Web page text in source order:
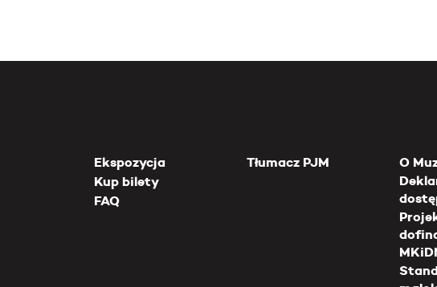
Ekspozycja
Kup bilety
FAQ
Tłumacz PJM
O